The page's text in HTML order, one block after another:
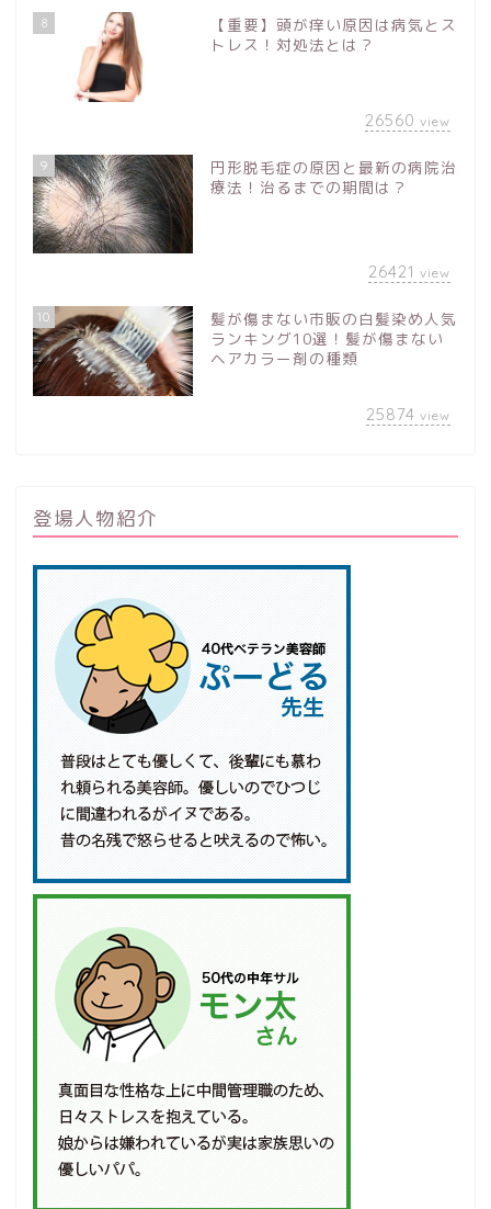
8
【重要】頭が痒い原因は病気とス
トレス！対処法とは？
26560 view
9
円形脱毛症の原因と最新の病院治
療法！治るまでの期間は？
26421 view
10
髪が傷まない市販の白髪染め人気
ランキング10選！髪が傷まない
ヘアカラー剤の種類
25874 view
登場人物紹介